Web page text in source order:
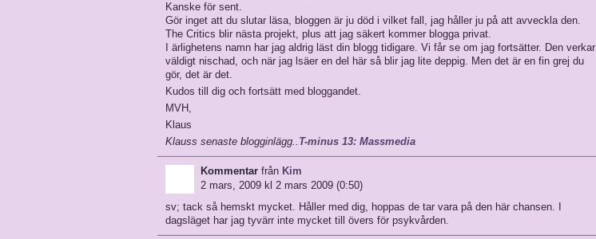
Kanske för sent.
Gör inget att du slutar läsa, bloggen är ju död i vilket fall, jag håller ju på att avveckla den.
The Critics blir nästa projekt, plus att jag säkert kommer blogga privat.
I ärlighetens namn har jag aldrig läst din blogg tidigare. Vi får se om jag fortsätter. Den verkar
väldigt nischad, och när jag lsäer en del här så blir jag lite deppig. Men det är en fin grej du
gör, det är det.
Kudos till dig och fortsätt med bloggandet.
MVH,
Klaus
Klauss senaste blogginlägg.. T-minus 13: Massmedia
Kommentar från Kim
2 mars, 2009 kl 2 mars 2009 (0:50)
sv; tack så hemskt mycket. Håller med dig, hoppas de tar vara på den här chansen. I
dagsläget har jag tyvärr inte mycket till övers för psykvården.